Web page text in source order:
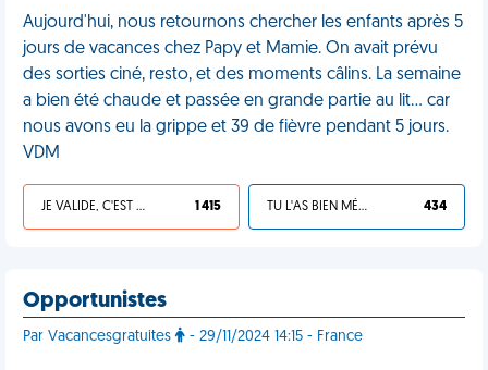
Aujourd'hui, nous retournons chercher les enfants après 5
jours de vacances chez Papy et Mamie. On avait prévu
des sorties ciné, resto, et des moments câlins. La semaine
a bien été chaude et passée en grande partie au lit… car
nous avons eu la grippe et 39 de fièvre pendant 5 jours.
VDM
JE VALIDE, C'EST UNE VDM 1 415 TU L'AS BIEN MÉRITÉ 434
Opportunistes
Par Vacancesgratuites - 29/11/2024 14:15 - France